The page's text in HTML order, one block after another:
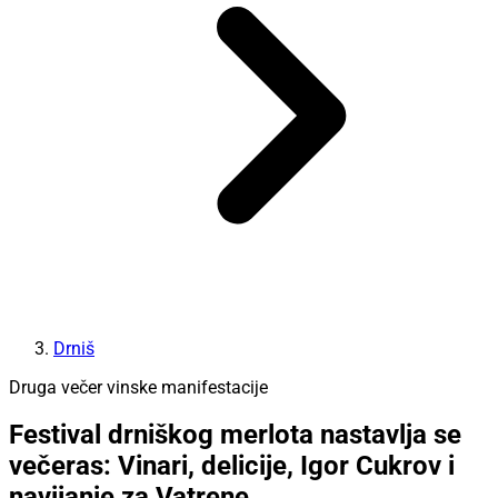
Drniš
Druga večer vinske manifestacije
Festival drniškog merlota nastavlja se
večeras: Vinari, delicije, Igor Cukrov i